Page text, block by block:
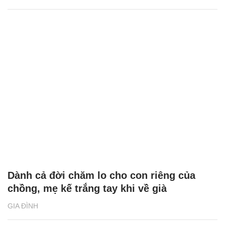
GIA ĐÌNH
Dành cả đời chăm lo cho con riêng của
chồng, mẹ kế trắng tay khi về già